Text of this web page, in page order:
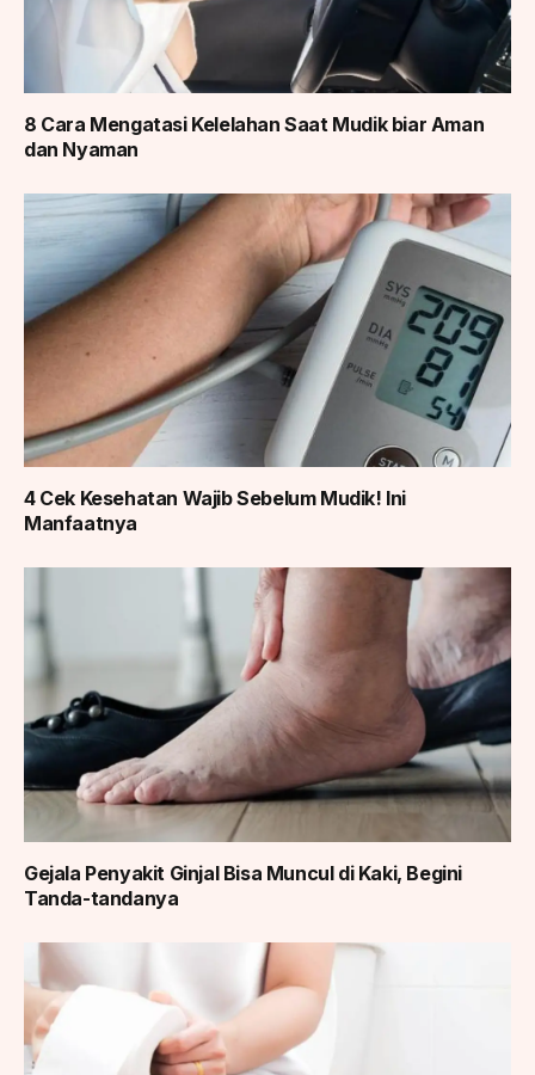
8 Cara Mengatasi Kelelahan Saat Mudik biar Aman
dan Nyaman
4 Cek Kesehatan Wajib Sebelum Mudik! Ini
Manfaatnya
Gejala Penyakit Ginjal Bisa Muncul di Kaki, Begini
Tanda-tandanya